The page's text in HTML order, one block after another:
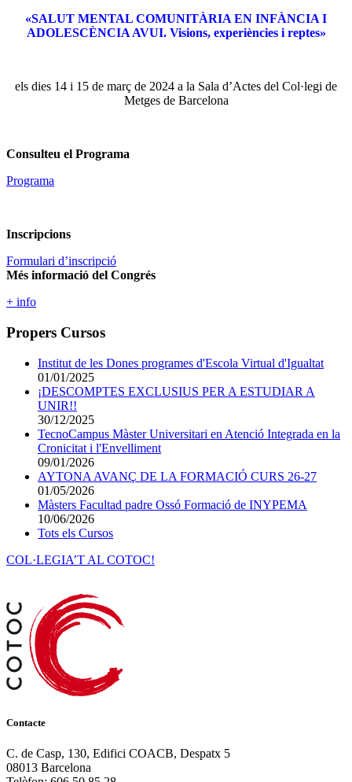
«SALUT MENTAL COMUNITÀRIA EN INFÀNCIA I
ADOLESCÈNCIA AVUI. Visions, experiències i reptes»
els dies 14 i 15 de març de 2024 a la Sala d’Actes del Col·legi de
Metges de Barcelona
Consulteu el Programa
Programa
Inscripcions
Formulari d’inscripció
Més informació del Congrés
+ info
Propers Cursos
Institut de les Dones programes d'Escola Virtual d'Igualtat
01/01/2025
¡DESCOMPTES EXCLUSIUS PER A ESTUDIAR A
UNIR!!
30/12/2025
TecnoCampus Màster Universitari en Atenció Integrada en la
Cronicitat i l'Envelliment
09/01/2026
AYTONA AVANÇ DE LA FORMACIÓ CURS 26-27
01/05/2026
Màsters Facultad padre Ossó Formació de INYPEMA
10/06/2026
Tots els Cursos
COL·LEGIA’T AL COTOC!
Contacte
C. de Casp, 130, Edifici COACB, Despatx 5
08013 Barcelona